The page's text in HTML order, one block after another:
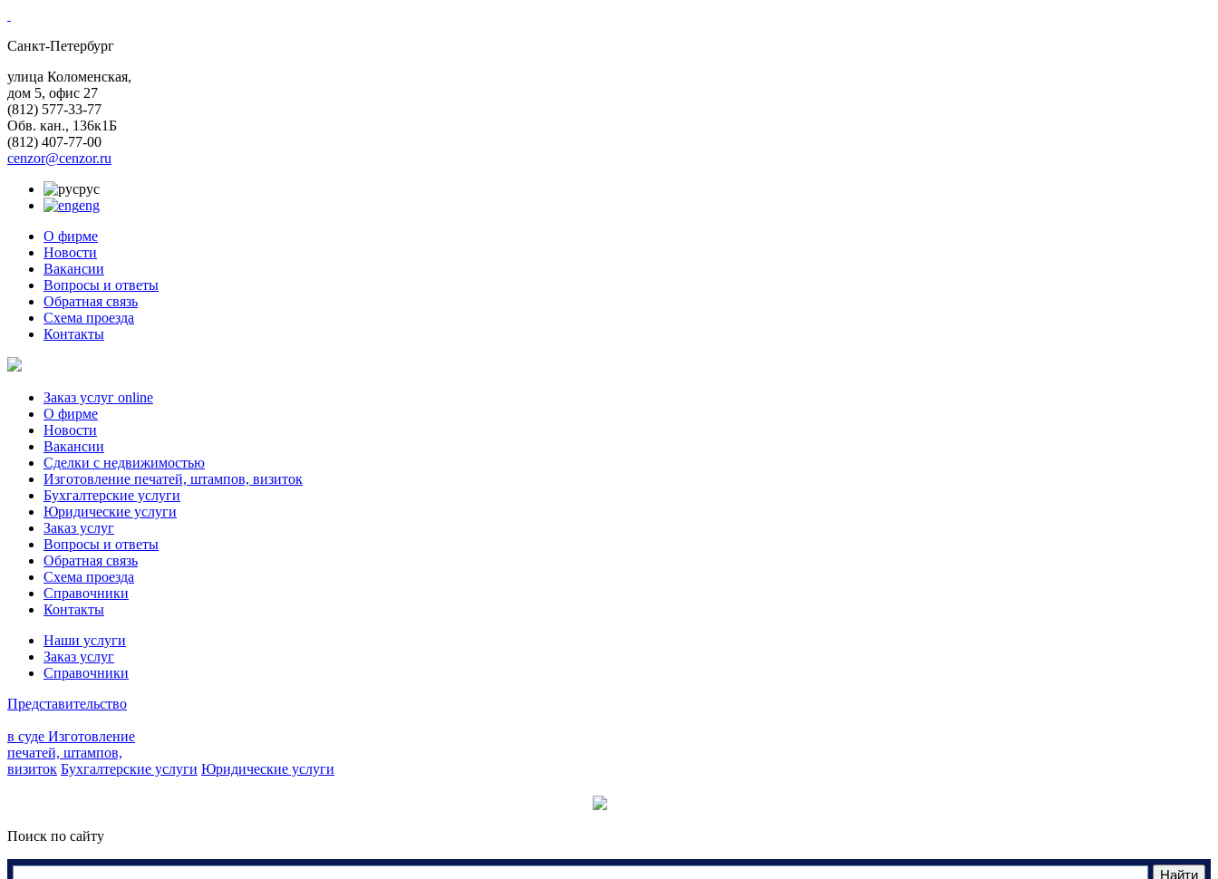
Санкт-Петербург
улица Коломенская,
дом 5, офис 27
(812) 577-33-77
Обв. кан., 136к1Б
(812) 407-77-00
cenzor@cenzor.ru
рус
eng
О фирме
Новости
Вакансии
Вопросы и ответы
Обратная связь
Схема проезда
Контакты
Заказ услуг online
О фирме
Новости
Вакансии
Сделки с недвижимостью
Изготовление печатей, штампов, визиток
Бухгалтерские услуги
Юридические услуги
Заказ услуг
Вопросы и ответы
Обратная связь
Схема проезда
Справочники
Контакты
Наши услуги
Заказ услуг
Справочники
Представительство
в суде Изготовление
печатей, штампов,
визиток Бухгалтерские услуги Юридические услуги
Поиск по сайту